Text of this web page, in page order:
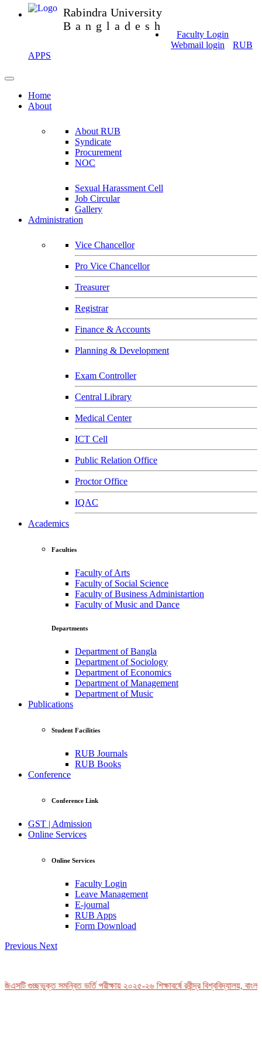
Rabindra University
Bangladesh
Faculty Login
Webmail login
RUB
APPS
Home
About
About RUB
Syndicate
Procurement
NOC
Sexual Harassment Cell
Job Circular
Gallery
Administration
Vice Chancellor
Pro Vice Chancellor
Treasurer
Registrar
Finance & Accounts
Planning & Development
Exam Controller
Central Library
Medical Center
ICT Cell
Public Relation Office
Proctor Office
IQAC
Academics
Faculties
Faculty of Arts
Faculty of Social Science
Faculty of Business Administartion
Faculty of Music and Dance
Departments
Department of Bangla
Department of Sociology
Department of Economics
Department of Management
Department of Music
Publications
Student Facilities
RUB Journals
RUB Books
Conference
Conference Link
GST | Admission
Online Services
Online Services
Faculty Login
Leave Management
E-journal
RUB Apps
Form Download
Previous Next
গুচ্ছভুক্ত সমন্বিত ভর্তি পরীক্ষায় ২০২৫-২৬ শিক্ষাবর্ষে রবীন্দ্র বিশ্ববিদ্যালয়,